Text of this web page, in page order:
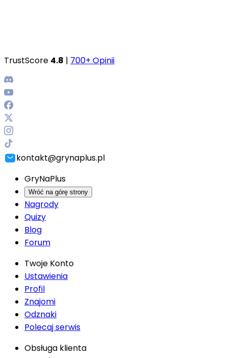
TrustScore 4.8 | 700+ Opinii
kontakt@grynaplus.pl
GryNaPlus
Wróć na górę strony
Nagrody
Quizy
Blog
Forum
Twoje Konto
Ustawienia
Profil
Znajomi
Odznaki
Polecaj serwis
Obsługa klienta